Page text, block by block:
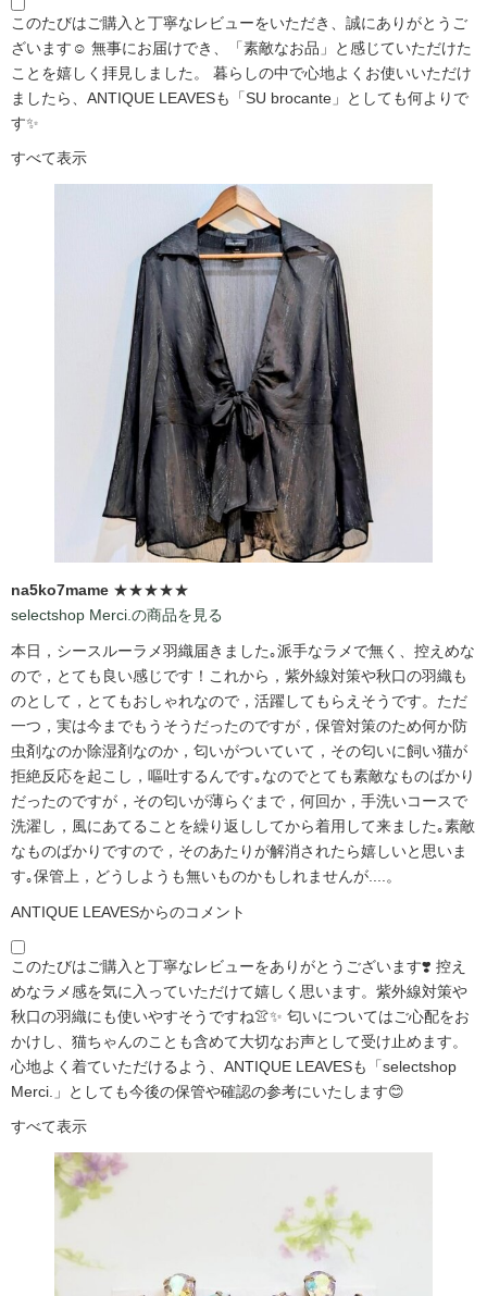
このたびはご購入と丁寧なレビューをいただき、誠にありがとうご
ざいます☺️ 無事にお届けでき、「素敵なお品」と感じていただけた
ことを嬉しく拝見しました。 暮らしの中で心地よくお使いいただけ
ましたら、ANTIQUE LEAVESも「SU brocante」としても何よりで
す✨
すべて表示
na5ko7mame ★★★★★
selectshop Merci.の商品を見る
本日，シースルーラメ羽織届きました｡派手なラメで無く、控えめな
ので，とても良い感じです！これから，紫外線対策や秋口の羽織も
のとして，とてもおしゃれなので，活躍してもらえそうです。ただ
一つ，実は今までもうそうだったのですが，保管対策のため何か防
虫剤なのか除湿剤なのか，匂いがついていて，その匂いに飼い猫が
拒絶反応を起こし，嘔吐するんです｡なのでとても素敵なものばかり
だったのですが，その匂いが薄らぐまで，何回か，手洗いコースで
洗濯し，風にあてることを繰り返ししてから着用して来ました｡素敵
なものばかりですので，そのあたりが解消されたら嬉しいと思いま
す｡保管上，どうしようも無いものかもしれませんが....。
ANTIQUE LEAVESからのコメント
このたびはご購入と丁寧なレビューをありがとうございます❣️ 控え
めなラメ感を気に入っていただけて嬉しく思います。紫外線対策や
秋口の羽織にも使いやすそうですね👚✨ 匂いについてはご心配をお
かけし、猫ちゃんのことも含めて大切なお声として受け止めます。
心地よく着ていただけるよう、ANTIQUE LEAVESも「selectshop
Merci.」としても今後の保管や確認の参考にいたします😊
すべて表示